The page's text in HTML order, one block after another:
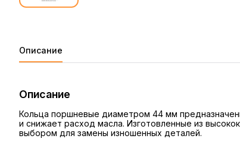
Описание
Описание
Кольца поршневые диаметром 44 мм
и снижает расход масла. Изготовленные из
выбором для замены изношенных деталей.